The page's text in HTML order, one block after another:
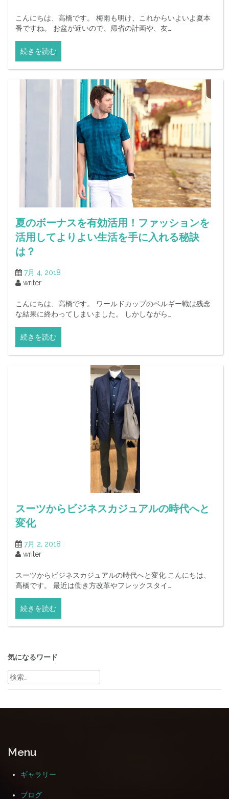
こんにちは、高橋です。 梅雨も明け、これからいよいよ夏本
番ですね。 お盆が近いので、帰省の計画や、友…
続きを読む
夏のボーナスを有効活用！ファッションを
活用してよりよい生活を手に入れる秘訣
は？
7月 4, 2018
writer
こんにちは、高橋です。 ワールドカップのベルギー戦は残念
な結果に終わってしまいました。 しかしながら…
続きを読む
スーツからビジネスカジュアルの時代へと
変化
7月 2, 2018
writer
スーツからビジネスカジュアルの時代へと変化 こんにちは、
高橋です。 最近は働き方改革やフレックスタイ…
続きを読む
気になるワード
検
索:
Menu
ギャラリー
ブログ